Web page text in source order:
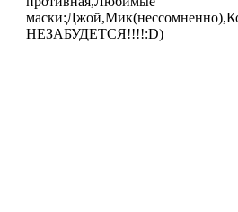
НЕЗАБУДЕТСЯ!!!!:D)